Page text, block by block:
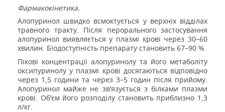
Фармакокінетика.
Алопуринол швидко всмоктується у верхніх відділах
травного тракту. Після перорального застосування
алопуринол виявляється у плазмі крові через 30–60
хвилин. Біодоступність препарату становить 67–90 %.
Пікові концентрації алопуринолу та його метаболіту
оксипуринолу у плазмі крові досягаються відповідно
через 1,5 години та через 3–5 годин після прийому.
Алопуринол майже не зв’язується збілками плазми
крові
Об’єм його розподілу становить приблизно 1,3
л/кг.